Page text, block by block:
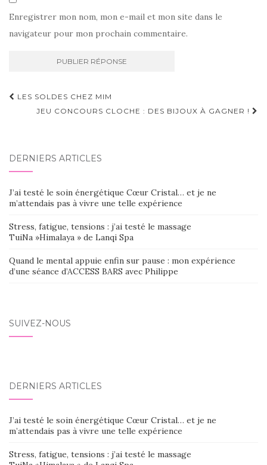
Enregistrer mon nom, mon e-mail et mon site dans le
navigateur pour mon prochain commentaire.
Navigation
d'article
LES SOLDES CHEZ MIM
JEU CONCOURS CLOCHE : DES BIJOUX À GAGNER !
DERNIERS ARTICLES
J’ai testé le soin énergétique Cœur Cristal… et je ne
m’attendais pas à vivre une telle expérience
Stress, fatigue, tensions : j’ai testé le massage
TuiNa »Himalaya » de Lanqi Spa
Quand le mental appuie enfin sur pause : mon expérience
d’une séance d’ACCESS BARS avec Philippe
SUIVEZ-NOUS
DERNIERS ARTICLES
J’ai testé le soin énergétique Cœur Cristal… et je ne
m’attendais pas à vivre une telle expérience
Stress, fatigue, tensions : j’ai testé le massage